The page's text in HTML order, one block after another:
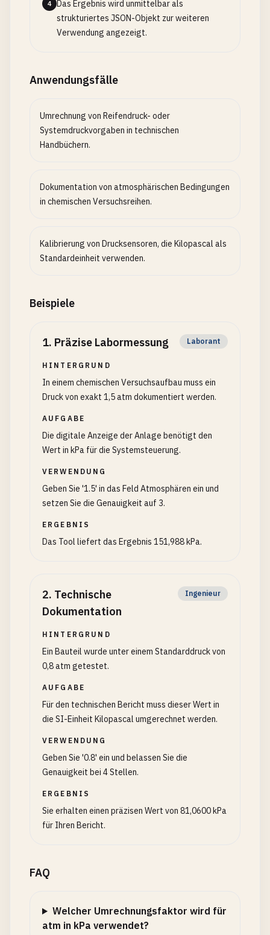
4
Das Ergebnis wird unmittelbar als
strukturiertes JSON-Objekt zur weiteren
Verwendung angezeigt.
Anwendungsfälle
Umrechnung von Reifendruck- oder
Systemdruckvorgaben in technischen
Handbüchern.
Dokumentation von atmosphärischen Bedingungen
in chemischen Versuchsreihen.
Kalibrierung von Drucksensoren, die Kilopascal als
Standardeinheit verwenden.
Beispiele
1. Präzise Labormessung Laborant
HINTERGRUND
In einem chemischen Versuchsaufbau muss ein
Druck von exakt 1,5 atm dokumentiert werden.
AUFGABE
Die digitale Anzeige der Anlage benötigt den
Wert in kPa für die Systemsteuerung.
VERWENDUNG
Geben Sie '1.5' in das Feld Atmosphären ein und
setzen Sie die Genauigkeit auf 3.
ERGEBNIS
Das Tool liefert das Ergebnis 151,988 kPa.
2. Technische
Dokumentation
Ingenieur
HINTERGRUND
Ein Bauteil wurde unter einem Standarddruck von
0,8 atm getestet.
AUFGABE
Für den technischen Bericht muss dieser Wert in
die SI-Einheit Kilopascal umgerechnet werden.
VERWENDUNG
Geben Sie '0.8' ein und belassen Sie die
Genauigkeit bei 4 Stellen.
ERGEBNIS
Sie erhalten einen präzisen Wert von 81,0600 kPa
für Ihren Bericht.
FAQ
Welcher Umrechnungsfaktor wird für
atm in kPa verwendet?